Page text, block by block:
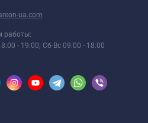
ua.com
работы:
- 19:00; Сб-Вс 09:00 - 18:00